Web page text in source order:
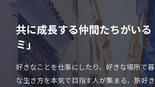
共に成長する仲間たちがい
ミ」
好きなことを仕事にしたり、好きな場所で
な生き方を本気で目指す人が集まる、旅好